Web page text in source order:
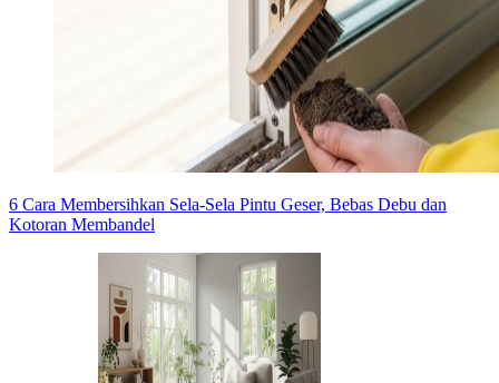
6 Cara Membersihkan Sela-Sela Pintu Geser, Bebas Debu dan
Kotoran Membandel